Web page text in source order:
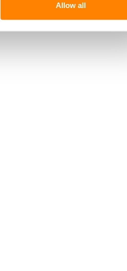
partners who may combine it with
of their services.
Allow all